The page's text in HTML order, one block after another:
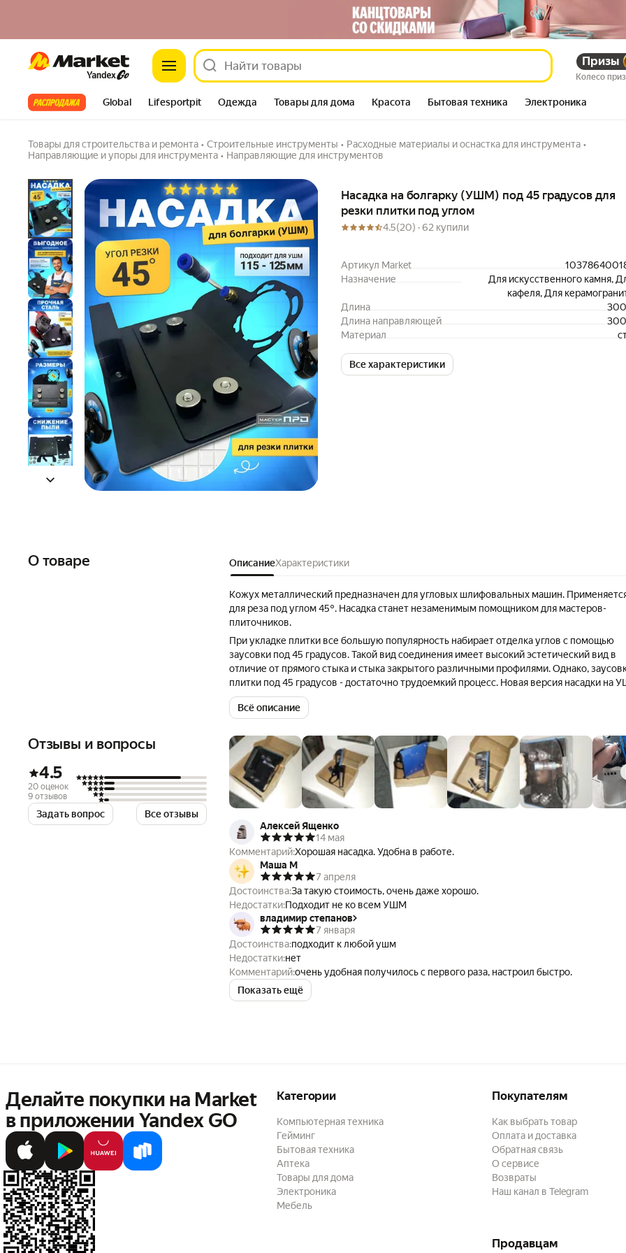
Market Призы
Колесо
Все хиты Global Lifesportpit Одежда Товары для дома Красота Бытовая техника Электроника
Товары для строительства и ремонта • Строительные инструменты • Расходные материалы и оснастка для инструмента •
Направляющие и упоры для инструмента • Направляющие для инструментов
Насадка на болгарку (УШМ) под 45 градусов для
резки плитки под углом
4.5(20) · 62 купили
Артикул Market
Назначение
Для искусственного камня,
кафеля, Для
Длина
Длина направляющей
Материал
Все характеристики
Насадка на болгарку (УШМ) под 45 градусов для резки плитки
под углом
62 купили Задать вопрос
557 523сум
О товаре ОписаниеХарактеристики
Кожух металлический предназначен для угловых шлифовальных машин.
для реза под углом 45°. Насадка станет незаменимым помощником для мастеров-
плиточников.
При укладке плитки все большую популярность набирает отделка углов с помощью
заусовки под 45 градусов. Такой вид соединения имеет высокий эстетический вид в
отличие от прямого стыка и стыка закрытого различными профилями. Однако,
плитки под 45 градусов - достаточно трудоемкий процесс. Новая версия насадки на
115-125 легко устанавливается на штатный кожух углошлифовальной машины как для
УШМ 125 так и 115. С помощью шкалы настраивается размер заусовки под Ваши задачи.
относительно плитки. Эргономичные пластиковые винты обеспечивают точность
настройки.
Возможность точной регулировки и настройки.
Фторопластовые направляющие – защита от повреждений.
Полный обзор зоны реза.
Универсальное приспособление подходит для любых болгарок.
Всё описание
Отзывы и вопросы
4.5
20 оценок
9 отзывов
Задать вопрос
Все отзывы
Алексей Ященко
14 мая
Комментарий:Хорошая насадка. Удобна в работе.
Маша М
7 апреля
Достоинства:
За такую стоимость, очень даже хорошо.
Недостатки:Подходит не ко всем УШМ
владимир степанов
7 января
Достоинства:подходит к любой ушм
Недостатки:нет
Комментарий:очень удобная получилось с первого раза, настроил быстро.
Показать ещё
Делайте покупки на Market
в приложении Yandex GO
Категории
Компьютерная техника
Гейминг
Бытовая техника
Аптека
Товары для дома
Электроника
Мебель
Покупателям
Как выбрать товар
Оплата и доставка
Обратная связь
О сервисе
Возвраты
Наш канал в Telegram
Продавцам